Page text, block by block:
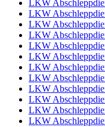
LKW
LKW
LKW
LKW
LKW
LKW
LKW
LKW
LKW
LKW
LKW
LKW